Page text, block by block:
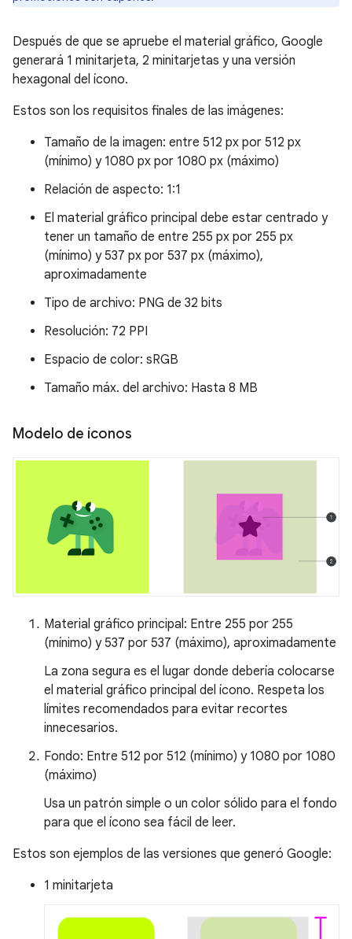
Después de que se apruebe el material gráfico, Google
generará 1 minitarjeta, 2 minitarjetas y una versión
hexagonal del ícono.
Estos son los requisitos finales de las imágenes:
Tamaño de la imagen: entre 512 px por 512 px
(mínimo) y 1080 px por 1080 px (máximo)
Relación de aspecto: 1:1
El material gráfico principal debe estar centrado y
tener un tamaño de entre 255 px por 255 px
(mínimo) y 537 px por 537 px (máximo),
aproximadamente
Tipo de archivo: PNG de 32 bits
Resolución: 72 PPI
Espacio de color: sRGB
Tamaño máx. del archivo: Hasta 8 MB
Modelo de íconos
Material gráfico principal: Entre 255 por 255
(mínimo) y 537 por 537 (máximo), aproximadamente
La zona segura es el lugar donde debería colocarse
el material gráfico principal del ícono. Respeta los
límites recomendados para evitar recortes
innecesarios.
Fondo: Entre 512 por 512 (mínimo) y 1080 por 1080
(máximo)
Usa un patrón simple o un color sólido para el fondo
para que el ícono sea fácil de leer.
Estos son ejemplos de las versiones que generó Google:
1 minitarjeta